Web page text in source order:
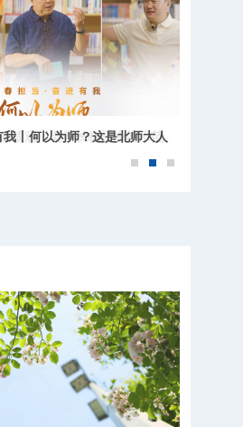
我丨何以为师？这是北师大人